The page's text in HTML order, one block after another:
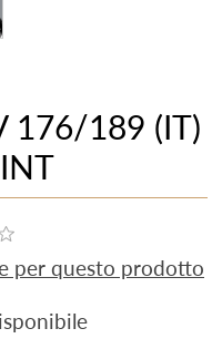
176/189 (IT)
per questo prodotto